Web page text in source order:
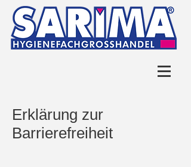
Erklärung zur
Barrierefreiheit